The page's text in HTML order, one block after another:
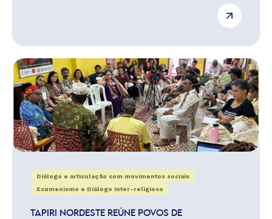
Diálogo e articulação com movimentos sociais
Ecumenismo e Diálogo Inter-religioso
TAPIRI NORDESTE REÚNE POVOS DE